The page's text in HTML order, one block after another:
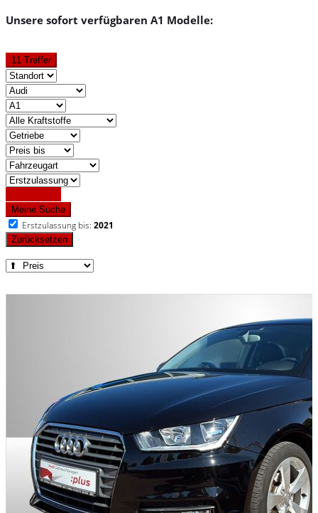
Unsere sofort verfügbaren A1 Modelle:
11 Treffer
Meine Suche
Erstzulassung bis: 2021
Zurücksetzen